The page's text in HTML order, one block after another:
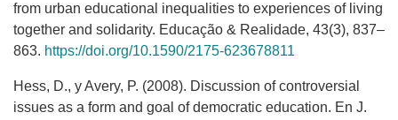
from urban educational inequalities to experiences of living
together and solidarity. Educação & Realidade, 43(3), 837–
863. https://doi.org/10.1590/2175-623678811
Hess, D., y Avery, P. (2008). Discussion of controversial
issues as a form and goal of democratic education. En J.